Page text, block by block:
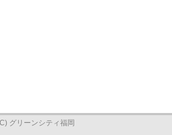
グリーンシティ福岡